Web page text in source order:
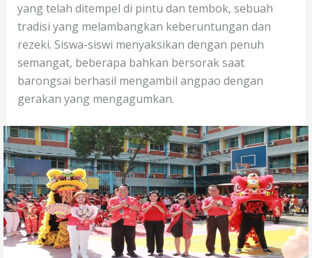
yang telah ditempel di pintu dan tembok, sebuah
tradisi yang melambangkan keberuntungan dan
rezeki. Siswa-siswi menyaksikan dengan penuh
semangat, beberapa bahkan bersorak saat
barongsai berhasil mengambil angpao dengan
gerakan yang mengagumkan.